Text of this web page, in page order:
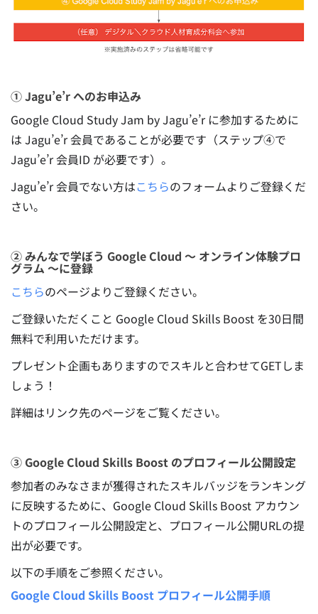
① Jagu’e’r へのお申込み
Google Cloud Study Jam by Jagu’e’r に参加するために
は Jagu’e’r 会員であることが必要です（ステップ④で
Jagu’e’r 会員ID が必要です）。
Jagu’e’r 会員でない方はこちらのフォームよりご登録くだ
さい。
② みんなで学ぼう Google Cloud 〜 オンライン体験プロ
グラム 〜に登録
こちらのページよりご登録ください。
ご登録いただくこと Google Cloud Skills Boost を30日間
無料で利用いただけます。
プレゼント企画もありますのでスキルと合わせてGETしま
しょう！
詳細はリンク先のページをご覧ください。
③ Google Cloud Skills Boost のプロフィール公開設定
参加者のみなさまが獲得されたスキルバッジをランキング
に反映するために、Google Cloud Skills Boost アカウン
トのプロフィール公開設定と、プロフィール公開URLの提
出が必要です。
以下の手順をご参照ください。
Google Cloud Skills Boost プロフィール公開手順